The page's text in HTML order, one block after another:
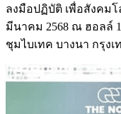
ลงมือปฏิบัติ เพื่อสังคมโ
มีนาคม 2568 ณ ฮอลล์
ชุมไบเทค บางนา กรุงเ